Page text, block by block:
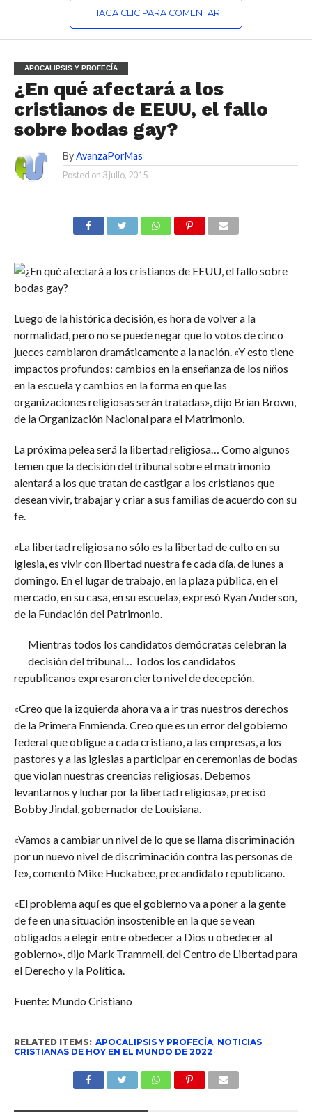
HAGA CLIC PARA COMENTAR
APOCALIPSIS Y PROFECÍA
¿En qué afectará a los
cristianos de EEUU, el fallo
sobre bodas gay?
By AvanzaPorMas
Posted on 3 julio, 2015
Luego de la histórica decisión, es hora de volver a la
normalidad, pero no se puede negar que lo votos de cinco
jueces cambiaron dramáticamente a la nación. «Y esto tiene
impactos profundos: cambios en la enseñanza de los niños
en la escuela y cambios en la forma en que las
organizaciones religiosas serán tratadas», dijo Brian Brown,
de la Organización Nacional para el Matrimonio.
La próxima pelea será la libertad religiosa… Como algunos
temen que la decisión del tribunal sobre el matrimonio
alentará a los que tratan de castigar a los cristianos que
desean vivir, trabajar y criar a sus familias de acuerdo con su
fe.
«La libertad religiosa no sólo es la libertad de culto en su
iglesia, es vivir con libertad nuestra fe cada día, de lunes a
domingo. En el lugar de trabajo, en la plaza pública, en el
mercado, en su casa, en su escuela», expresó Ryan Anderson,
de la Fundación del Patrimonio.
Mientras todos los candidatos demócratas celebran la
decisión del tribunal… Todos los candidatos
republicanos expresaron cierto nivel de decepción.
«Creo que la izquierda ahora va a ir tras nuestros derechos
de la Primera Enmienda. Creo que es un error del gobierno
federal que obligue a cada cristiano, a las empresas, a los
pastores y a las iglesias a participar en ceremonias de bodas
que violan nuestras creencias religiosas. Debemos
levantarnos y luchar por la libertad religiosa», precisó
Bobby Jindal, gobernador de Louisiana.
«Vamos a cambiar un nivel de lo que se llama discriminación
por un nuevo nivel de discriminación contra las personas de
fe», comentó Mike Huckabee, precandidato republicano.
«El problema aquí es que el gobierno va a poner a la gente
de fe en una situación insostenible en la que se vean
obligados a elegir entre obedecer a Dios u obedecer al
gobierno», dijo Mark Trammell, del Centro de Libertad para
el Derecho y la Política.
Fuente: Mundo Cristiano
RELATED ITEMS: APOCALIPSIS Y PROFECÍA, NOTICIAS
CRISTIANAS DE HOY EN EL MUNDO DE 2022